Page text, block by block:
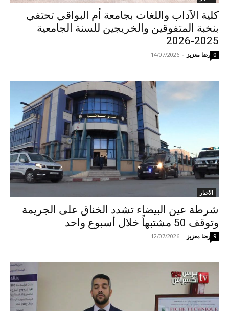
كلية الآداب واللغات بجامعة أم البواقي تحتفي
بنخبة المتفوقين والخريجين للسنة الجامعية
2025-2026
رضا معزيز -
14/07/2026 0
الأخبار
شرطة عين البيضاء تشدد الخناق على الجريمة
وتوقف 50 مشتبهاً خلال أسبوع واحد
رضا معزيز -
12/07/2026 9